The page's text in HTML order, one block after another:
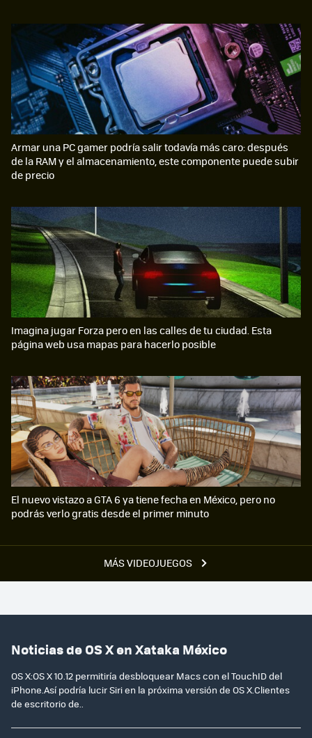
MÁS VIDEOJUEGOS
Armar una PC gamer podría salir todavía más caro: después
de la RAM y el almacenamiento, este componente puede subir
de precio
Imagina jugar Forza pero en las calles de tu ciudad. Esta
página web usa mapas para hacerlo posible
El nuevo vistazo a GTA 6 ya tiene fecha en México, pero no
podrás verlo gratis desde el primer minuto
Noticias de OS X en Xataka México
OS X:OS X 10.12 permitiría desbloquear Macs con el TouchID del
iPhone.Así podría lucir Siri en la próxima versión de OS X.Clientes
de escritorio de..